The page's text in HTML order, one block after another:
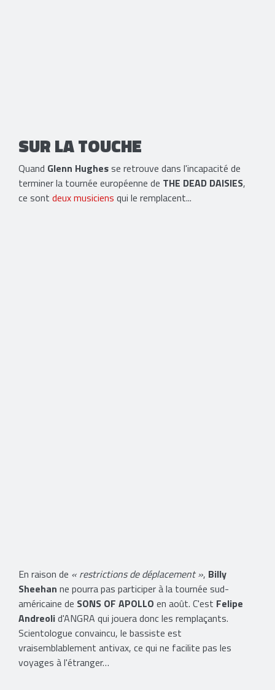
SUR LA TOUCHE
Quand Glenn Hughesse retrouve dans l'incapacité de
terminer la tournée européenne de THE DEAD DAISIES,
ce sont deux musiciens qui le remplacent...
En raison de « restrictions de déplacement », Billy
Sheehan ne pourra pas participer à la tournée sud-
américaine de SONS OF APOLLO en août. C'est Felipe
Andreolid'ANGRA qui jouera donc les remplaçants.
Scientologue convaincu, le bassiste est
vraisemblablement antivax, ce qui ne facilite pas les
voyages à l'étranger…